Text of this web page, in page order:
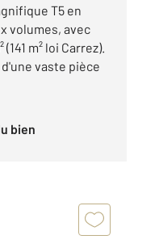
T5 en
volumes, avec
m² loi Carrez).
vaste pièce
bien